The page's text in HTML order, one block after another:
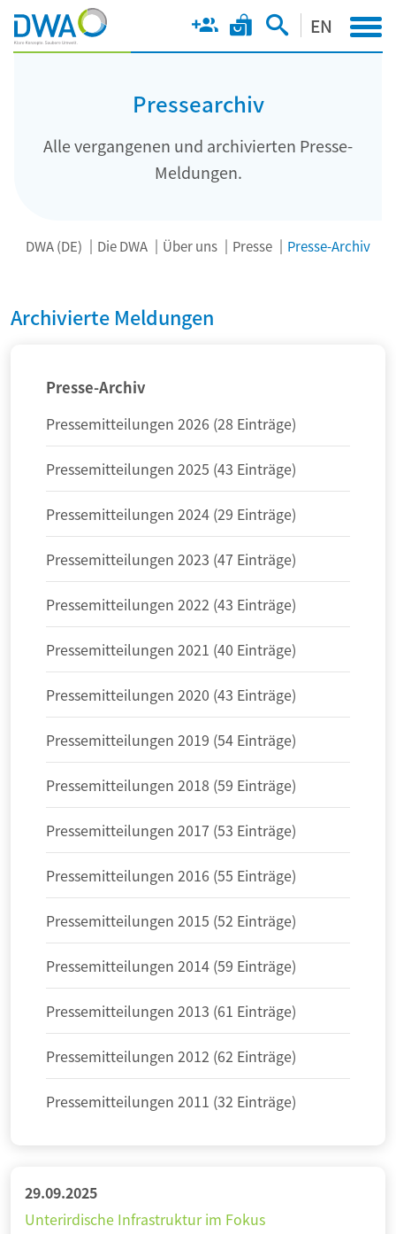
EN
Pressearchiv
Alle vergangenen und archivierten Presse-
Meldungen.
DWA (DE) Die DWA Über uns Presse Presse-Archiv
Archivierte Meldungen
Presse-Archiv
Pressemitteilungen 2026 (28 Einträge)
Pressemitteilungen 2025 (43 Einträge)
Pressemitteilungen 2024 (29 Einträge)
Pressemitteilungen 2023 (47 Einträge)
Pressemitteilungen 2022 (43 Einträge)
Pressemitteilungen 2021 (40 Einträge)
Pressemitteilungen 2020 (43 Einträge)
Pressemitteilungen 2019 (54 Einträge)
Pressemitteilungen 2018 (59 Einträge)
Pressemitteilungen 2017 (53 Einträge)
Pressemitteilungen 2016 (55 Einträge)
Pressemitteilungen 2015 (52 Einträge)
Pressemitteilungen 2014 (59 Einträge)
Pressemitteilungen 2013 (61 Einträge)
Pressemitteilungen 2012 (62 Einträge)
Pressemitteilungen 2011 (32 Einträge)
29.09.2025
Unterirdische Infrastruktur im Fokus